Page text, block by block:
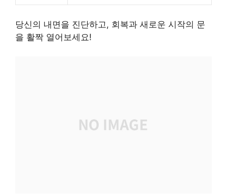
당신의 내면을 진단하고, 회복과 새로운 시작의 문
을 활짝 열어보세요!